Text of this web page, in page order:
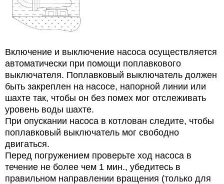
Включение и выключение насоса осуществляется
автоматически при помощи поплавкового
выключателя. Поплавковый выключатель должен
быть закреплен на насосе, напорной линии или
шахте так, чтобы он без помех мог отслеживать
уровень воды шахте.
При опускании насоса в котлован следите, чтобы
поплавковый выключатель мог свободно
двигаться.
Перед погружением проверьте ход насоса в
течение не более чем 1 мин., убедитесь в
правильном направлении вращения (только для